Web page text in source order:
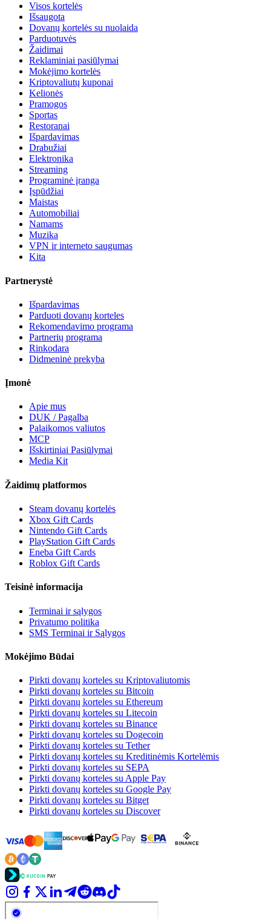
Visos kortelės
Išsaugota
Dovanų kortelės su nuolaida
Parduotuvės
Žaidimai
Reklaminiai pasiūlymai
Mokėjimo kortelės
Kriptovaliutų kuponai
Kelionės
Pramogos
Sportas
Restoranai
Išpardavimas
Drabužiai
Elektronika
Streaming
Programinė įranga
Įspūdžiai
Maistas
Automobiliai
Namams
Muzika
VPN ir interneto saugumas
Kita
Partnerystė
Išpardavimas
Parduoti dovanų korteles
Rekomendavimo programa
Partnerių programa
Rinkodara
Didmeninė prekyba
Įmonė
Apie mus
DUK / Pagalba
Palaikomos valiutos
MCP
Išskirtiniai Pasiūlymai
Media Kit
Žaidimų platformos
Steam dovanų kortelės
Xbox Gift Cards
Nintendo Gift Cards
PlayStation Gift Cards
Eneba Gift Cards
Roblox Gift Cards
Teisinė informacija
Terminai ir sąlygos
Privatumo politika
SMS Terminai ir Sąlygos
Mokėjimo Būdai
Pirkti dovanų korteles su Kriptovaliutomis
Pirkti dovanų korteles su Bitcoin
Pirkti dovanų korteles su Ethereum
Pirkti dovanų korteles su Litecoin
Pirkti dovanų korteles su Binance
Pirkti dovanų korteles su Dogecoin
Pirkti dovanų korteles su Tether
Pirkti dovanų korteles su Kreditinėmis Kortelėmis
Pirkti dovanų korteles su SEPA
Pirkti dovanų korteles su Apple Pay
Pirkti dovanų korteles su Google Pay
Pirkti dovanų korteles su Bitget
Pirkti dovanų korteles su Discover